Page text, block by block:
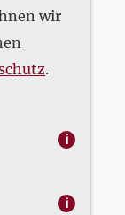
wir
.
i
i